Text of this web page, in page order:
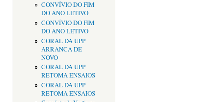
CONVÍVIO DO FIM
DO ANO LETIVO
CONVÍVIO DO FIM
DO ANO LETIVO
CORAL DA UPP
ARRANCA DE
NOVO
CORAL DA UPP
RETOMA ENSAIOS
CORAL DA UPP
RETOMA ENSAIOS